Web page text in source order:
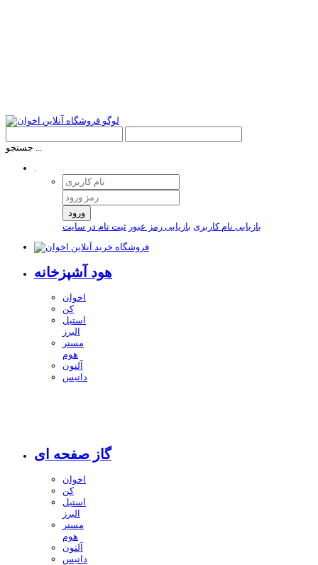
جستجو ...
.
ورود
بازیابی نام کاربری بازیابی رمز عبور ثبت نام در سایت
هود آشپزخانه
اخوان
کن
استیل
البرز
مستر
هوم
آلتون
داتیس
گاز صفحه ای
اخوان
کن
استیل
البرز
مستر
هوم
آلتون
داتیس